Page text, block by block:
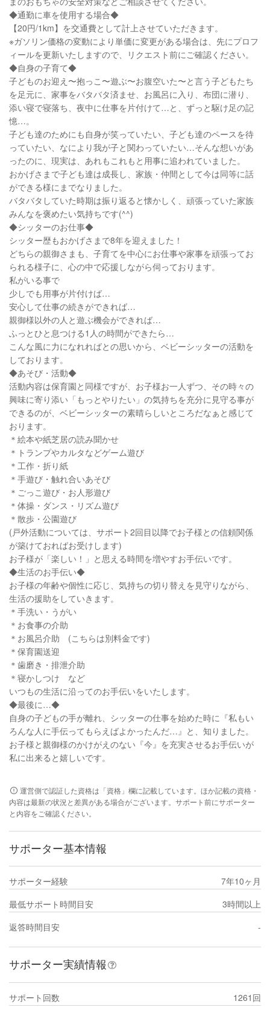
◆通勤に車を使用する場合◆
【20円/1km】を交通費として計上させていただきます。
※ガソリン価格の変動により単価に変更がある場合は、先にプロフ
ィールを更新いたしますので、リクエスト前にご確認ください。
◆自身の子育て◆
子どものお迎え〜抱っこ〜遊ぶ〜お腹空いた〜と言う子どもたち
を足元に、家事をバタバタ済ませ、お風呂に入り、布団に潜り、
添い寝で寝落ち、夜中に仕事を片付けて…と、ずっと駆け足の記
憶…。
子ども達のためにも自身が笑っていたい、子ども達のペースを待
っていたい、なにより我が子と関わっていたい…そんな想いがあ
ったのに、現実は、あれもこれもと用事に追われていました。
おかげさまで子ども達は成長し、家族・仲間として今は同等に話
ができる様にまでなりました。
バタバタしていた時期は振り返ると懐かしく、頑張っていた家族
みんなを褒めたい気持ちです(^^)
◆シッターのお仕事◆
シッター歴もおかげさまで8年を迎えました！
どちらの親御さまも、子育てを中心にお仕事や家事を頑張ってお
られる様子に、心の中で応援しながら伺っております。
私がいる事で
少しでも用事が片付けば…
安心して仕事の続きができれば…
親御様以外の人と遊ぶ機会ができれば…
ふっとひと息つける1人の時間ができたら…
こんな風に力になれればとの思いから、ベビーシッターの活動を
しております。
◆あそび・活動◆
活動内容は保育園と同様ですが、お子様お一人ずつ、その時々の
興味に寄り添い「もっとやりたい」の気持ちを充分に見守る事が
できるのが、ベビーシッターの素晴らしいところだなぁと感じて
おります。
＊絵本や紙芝居の読み聞かせ
＊トランプやカルタなどゲーム遊び
＊工作・折り紙
＊手遊び・触れ合いあそび
＊ごっこ遊び・お人形遊び
＊体操・ダンス・リズム遊び
＊散歩・公園遊び
(戸外活動については、サポート2回目以降でお子様との信頼関係
が築けておればお受けします)
お子様が「楽しい！」と思える時間を増やすお手伝いです。
◆生活のお手伝い◆
お子様の年齢や個性に応じ、気持ちの切り替えを見守りながら、
生活の援助をしていきます。
＊手洗い・うがい
＊お食事の介助
＊お風呂介助 (こちらは別料金です)
＊保育園送迎
＊歯磨き・排泄介助
＊寝かしつけ など
いつもの生活に沿ってのお手伝いをいたします。
◆最後に…◆
自身の子どもの手が離れ、シッターの仕事を始めた時に『私もい
ろんな人に手伝ってもらえばよかったんだ…』と、知りました。
お子様と親御様のかけがえのない『今』を充実させるお手伝いが
私に出来ると嬉しいです。
運営側で認証した資格は「資格」欄に記載しています。ほか記載の資格・
内容は最新の状況と差異がある場合がございます。サポート前にサポーター
と内容をご確認ください。
サポーター基本情報
サポーター経験
7年10ヶ月
最低サポート時間目安
3時間以上
返答時間目安
-
サポーター実績情報
サポート回数
1261回